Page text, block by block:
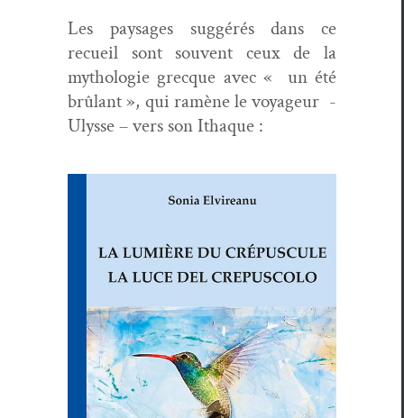
Les paysages sug­gérés dans ce
recueil sont sou­vent ceux de la
mytholo­gie grecque avec « un été
brûlant », qui ramène le voyageur -
Ulysse – vers son Ithaque :